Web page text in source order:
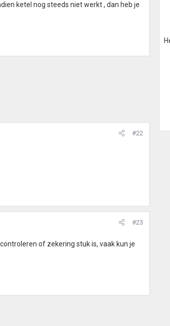
ketel nog steeds niet werkt , dan heb je
#22
#23
of zekering stuk is, vaak kun je